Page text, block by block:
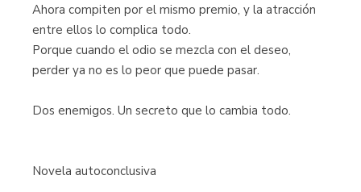
Ahora compiten por el mismo premio, y la atracción
entre ellos lo complica todo.
Porque cuando el odio se mezcla con el deseo,
perder ya no es lo peor que puede pasar.
Dos enemigos. Un secreto que lo cambia todo.
Novela autoconclusiva